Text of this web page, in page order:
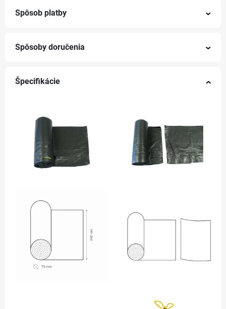
Spôsob platby
Spôsoby doručenia
Špecifikácie